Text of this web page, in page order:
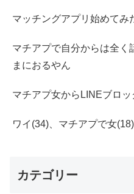
マッチングアプリ始めてみ
マチアプで自分からは全く
まにおるやん
マチアプ女からLINEブロ
ワイ(34)、マチアプで女
カテゴリー